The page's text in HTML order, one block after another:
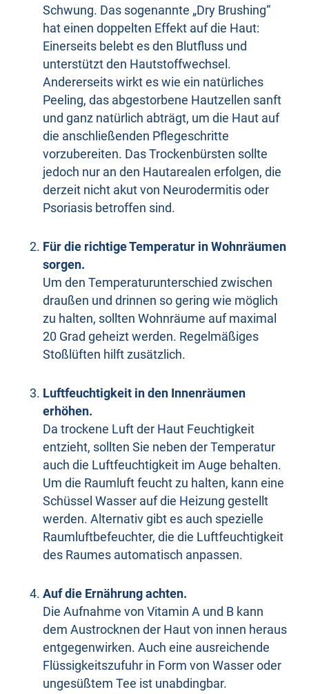
Schwung. Das sogenannte „Dry Brushing“
hat einen doppelten Effekt auf die Haut:
Einerseits belebt es den Blutfluss und
unterstützt den Hautstoffwechsel.
Andererseits wirkt es wie ein natürliches
Peeling, das abgestorbene Hautzellen sanft
und ganz natürlich abträgt, um die Haut auf
die anschließenden Pflegeschritte
vorzubereiten. Das Trockenbürsten sollte
jedoch nur an den Hautarealen erfolgen, die
derzeit nicht akut von Neurodermitis oder
Psoriasis betroffen sind.
Für die richtige Temperatur in Wohnräumen
sorgen.
Um den Temperaturunterschied zwischen
draußen und drinnen so gering wie möglich
zu halten, sollten Wohnräume auf maximal
20 Grad geheizt werden. Regelmäßiges
Stoßlüften hilft zusätzlich.
Luftfeuchtigkeit in den Innenräumen
erhöhen.
Da trockene Luft der Haut Feuchtigkeit
entzieht, sollten Sie neben der Temperatur
auch die Luftfeuchtigkeit im Auge behalten.
Um die Raumluft feucht zu halten, kann eine
Schüssel Wasser auf die Heizung gestellt
werden. Alternativ gibt es auch spezielle
Raumluftbefeuchter, die die Luftfeuchtigkeit
des Raumes automatisch anpassen.
Auf die Ernährung achten.
Die Aufnahme von Vitamin A und B kann
dem Austrocknen der Haut von innen heraus
entgegenwirken. Auch eine ausreichende
Flüssigkeitszufuhr in Form von Wasser oder
ungesüßtem Tee ist unabdingbar.